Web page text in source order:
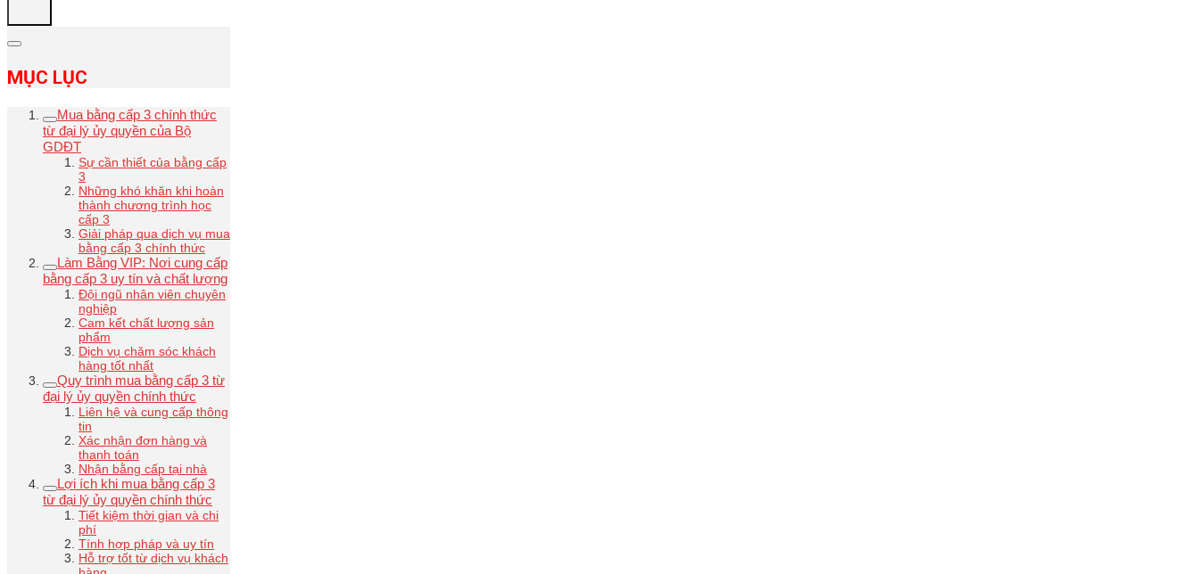
MỤC LỤC
Mua bằng cấp 3 chính thức
từ đại lý ủy quyền của Bộ
GDĐT
Sự cần thiết của bằng cấp
3
Những khó khăn khi hoàn
thành chương trình học
cấp 3
Giải pháp qua dịch vụ mua
bằng cấp 3 chính thức
Làm Bằng VIP: Nơi cung cấp
bằng cấp 3 uy tín và chất lượng
Đội ngũ nhân viên chuyên
nghiệp
Cam kết chất lượng sản
phẩm
Dịch vụ chăm sóc khách
hàng tốt nhất
Quy trình mua bằng cấp 3 từ
đại lý ủy quyền chính thức
Liên hệ và cung cấp thông
tin
Xác nhận đơn hàng và
thanh toán
Nhận bằng cấp tại nhà
Lợi ích khi mua bằng cấp 3
từ đại lý ủy quyền chính thức
Tiết kiệm thời gian và chi
phí
Tính hợp pháp và uy tín
Hỗ trợ tốt từ dịch vụ khách